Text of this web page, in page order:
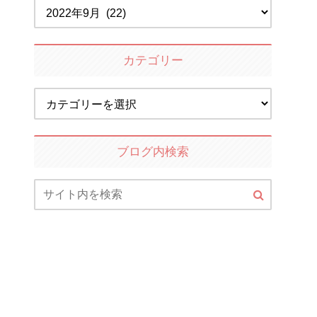
カテゴリー
ブログ内検索